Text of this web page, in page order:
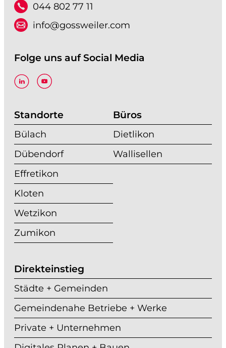
044 802 77 11
info@gossweiler.com
Folge uns auf Social Media
Standorte
Bülach
Dübendorf
Effretikon
Kloten
Wetzikon
Zumikon
Büros
Dietlikon
Wallisellen
Direkteinstieg
Städte + Gemeinden
Gemeindenahe Betriebe + Werke
Private + Unternehmen